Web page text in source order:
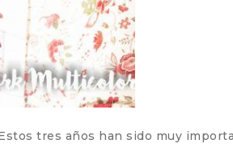
tres años han sido muy